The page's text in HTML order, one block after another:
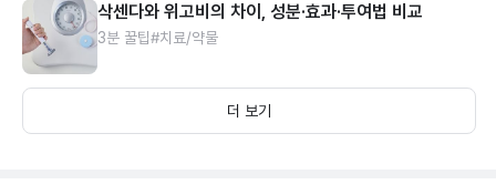
삭센다와 위고비의 차이, 성분·효과·투여법 비교
3분 꿀팁#치료/약물
더 보기